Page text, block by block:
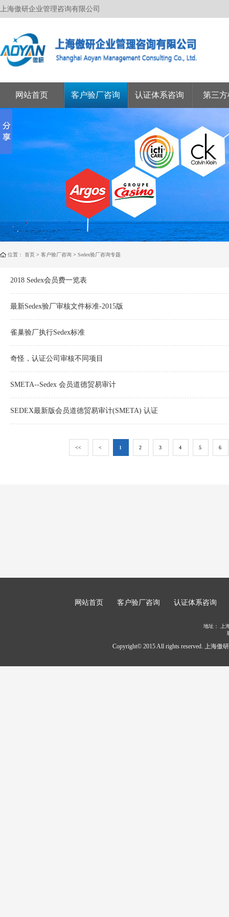
上海傲研企业管理咨询有限公司
网站首页 客户验厂咨询 认证体系咨询 第三
位置： 首页 > 客户验厂咨询 > Sedex验厂咨询专题
2018 Sedex会员费一览表
最新Sedex验厂审核文件标准-2015版
雀巢验厂执行Sedex标准
奇怪，认证公司审核不同项目
SMETA--Sedex 会员道德贸易审计
SEDEX最新版会员道德贸易审计(SMETA) 认证
<< < 1 2 3 4 5 6
网站首页 客户验厂咨询 认证体系咨询
地址：上
Copyright© 2015 All rights reserved. 上海